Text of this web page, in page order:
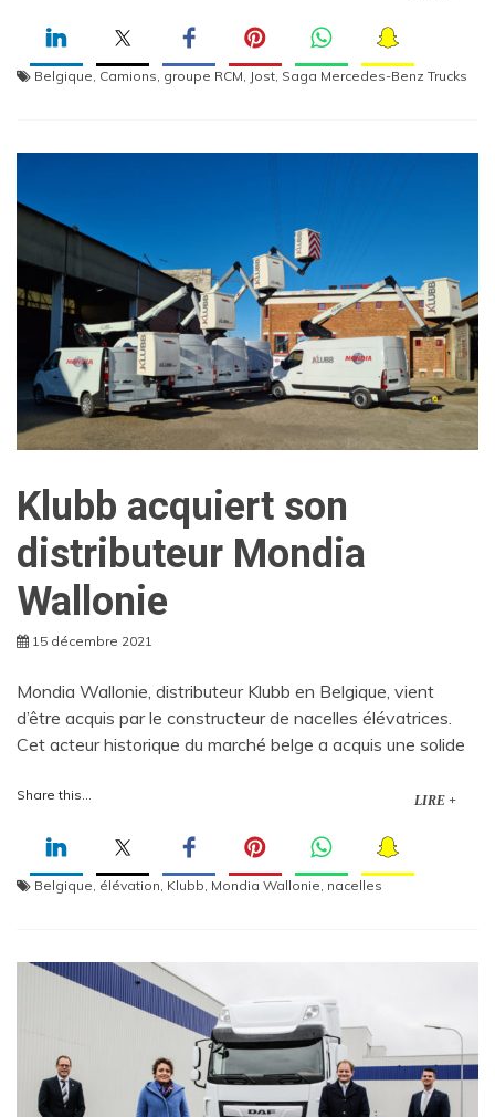
Belgique Camions groupe RCM Jost Saga Mercedes-Benz Trucks
Klubb acquiert son
distributeur Mondia
Wallonie
15 décembre 2021
Mondia Wallonie, distributeur Klubb en Belgique, vient
d’être acquis par le constructeur de nacelles élévatrices.
Cet acteur historique du marché belge a acquis une solide
Share this... LIRE +
Belgique élévation Klubb Mondia Wallonie nacelles